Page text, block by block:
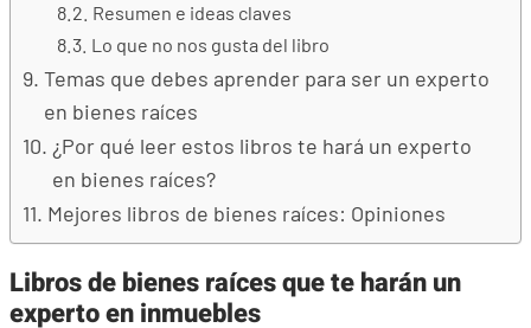
Resumen e ideas claves
Lo que no nos gusta del libro
Temas que debes aprender para ser un experto
en bienes raíces
¿Por qué leer estos libros te hará un experto
en bienes raíces?
Mejores libros de bienes raíces: Opiniones
Libros de bienes raíces que te harán un
experto en inmuebles